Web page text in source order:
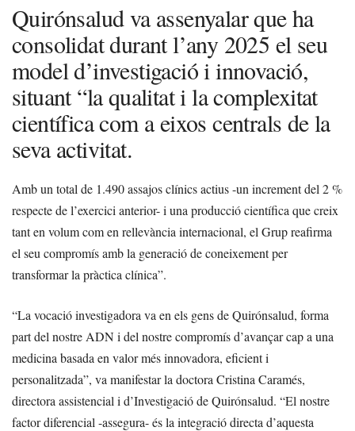
Quirónsalud va assenyalar que ha
consolidat durant l’any 2025 el seu
model d’investigació i innovació,
situant “la qualitat i la complexitat
científica com a eixos centrals de la
seva activitat.
Amb un total de 1.490 assajos clínics actius -un increment del 2 %
respecte de l’exercici anterior- i una producció científica que creix
tant en volum com en rellevància internacional, el Grup reafirma
el seu compromís amb la generació de coneixement per
transformar la pràctica clínica”.
“La vocació investigadora va en els gens de Quirónsalud, forma
part del nostre ADN i del nostre compromís d’avançar cap a una
medicina basada en valor més innovadora, eficient i
personalitzada”, va manifestar la doctora Cristina Caramés,
directora assistencial i d’Investigació de Quirónsalud. “El nostre
factor diferencial -assegura- és la integració directa d’aquesta